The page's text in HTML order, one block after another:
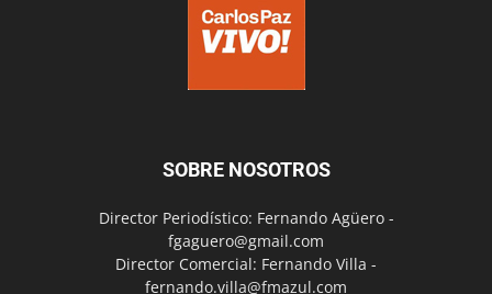
SOBRE NOSOTROS
Director Periodístico: Fernando Agüero -
fgaguero@gmail.com
Director Comercial: Fernando Villa -
fernando.villa@fmazul.com